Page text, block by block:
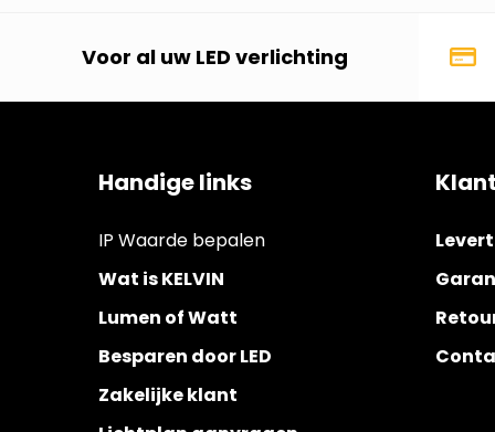
Voor al uw LED verlichting
Handige links
IP Waarde bepalen
Wat is KELVIN
Lumen of Watt
Besparen door LED
Zakelijke klant